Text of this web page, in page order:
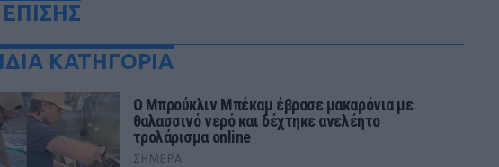
ΚΑΤΗΓΟΡΙΑ
Ο Μπρούκλιν Μπέκαμ έβρασε μακαρόνια με
θαλασσινό νερό και δέχτηκε ανελέητο
τρολάρισμα online
ΣΉΜΕΡΑ